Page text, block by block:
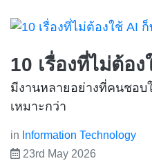
10 เรื่องที่ไม่ต้อ
มีงานหลายอย่างที่คนชอบ
เหมาะกว่า
in Information Technology
23rd May 2026